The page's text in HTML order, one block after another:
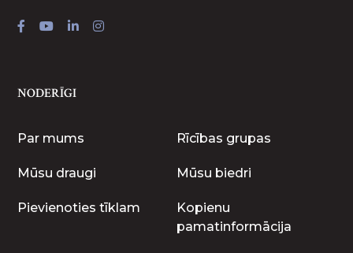
NODERĪGI
Par mums Rīcības grupas
Mūsu draugi Mūsu biedri
Pievienoties tīklam
Kopienu
pamatinformācija